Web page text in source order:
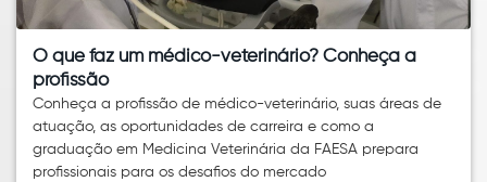
O que faz um médico-veterinário? Conheça a
profissão
Conheça a profissão de médico-veterinário, suas áreas de
atuação, as oportunidades de carreira e como a
graduação em Medicina Veterinária da FAESA prepara
profissionais para os desafios do mercado